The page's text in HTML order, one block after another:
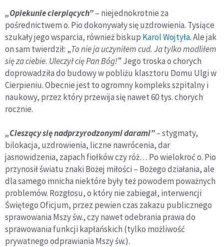
„Opiekunie cierpiących”– niejednokrotnie za
pośrednictwem o. Pio dokonywały się uzdrowienia. Tysiące
szukały jego wsparcia, również biskup Karol Wojtyła. Ale jak
on sam twierdził: „To nie ja uczyniłem cud. Ja tylko modliłem
się za ciebie. Uleczył cię Pan Bóg!” Jego troska o chorych
doprowadziła do budowy w pobliżu klasztoru Domu Ulgi w
Cierpieniu. Obecnie jest to ogromny kompleks szpitalny i
naukowy, przez który przewija się nawet 60 tys. chorych
rocznie.
„Cieszący się nadprzyrodzonymi darami”–stygmaty,
bilokacja, uzdrowienia, liczne nawrócenia, dar
jasnowidzenia, zapach fiołków czy róż… Po wielokroć o. Pio
przynosił światu znaki Bożej miłości – Bożego działania, ale
dla samego mnicha niektóre były też powodem poważnych
problemów. Rozgłosu, o który nie zabiegał, interwencji
Świętego Oficjum, przez pewien czas zakazu publicznego
sprawowania Mszy św., czy nawet odebrania prawa do
sprawowania funkcji kapłańskich (tylko możliwość
prywatnego odprawiania Mszy św.).